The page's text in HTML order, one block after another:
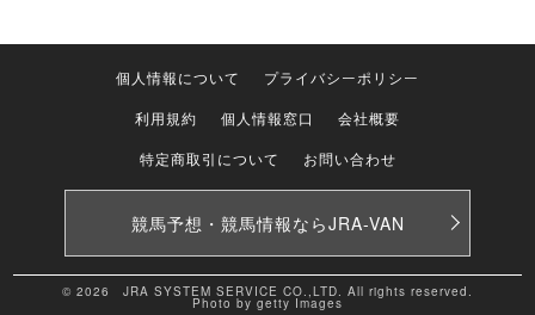
個人情報について
プライバシーポリシー
利用規約
個人情報窓口
会社概要
特定商取引について
お問い合わせ
競馬予想・競馬情報ならJRA-VAN
© 2026 JRA SYSTEM SERVICE CO.,LTD. All rights reserved.
Photo by getty Images